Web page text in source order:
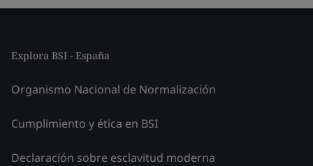
Explora BSI - España
Organismo Nacional de Normalización
Cumplimiento y ética en BSI
Declaración sobre esclavitud moderna